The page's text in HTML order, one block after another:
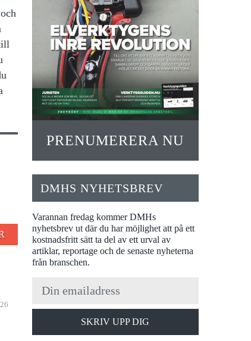
PRENUMERERA NU
DMHS NYHETSBREV
Varannan fredag kommer DMHs
nyhetsbrev ut där du har möjlighet att på ett
kostnadsfritt sätt ta del av ett urval av
artiklar, reportage och de senaste nyheterna
från branschen.
SKRIV UPP DIG